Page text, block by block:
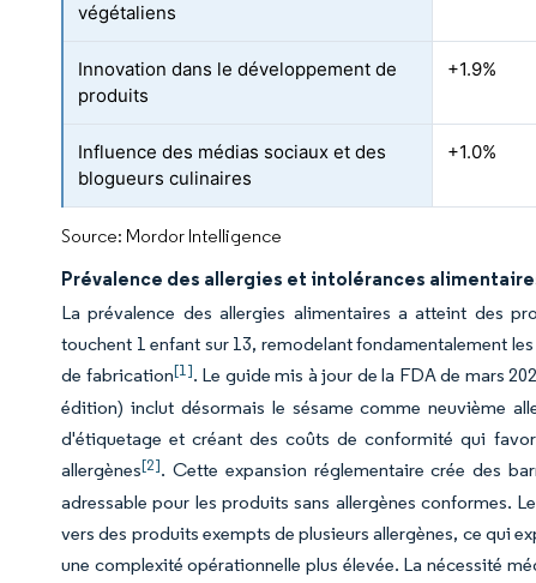
végétaliens
Innovation dans le développement de
produits
+1.9%
Influence des médias sociaux et des
blogueurs culinaires
+1.0%
Source: Mordor Intelligence
Prévalence des allergies et intolérances
La prévalence des allergies alimentaires a atteint des
touchent 1 enfant sur 13, remodelant fondamentalement
de fabrication[1]. Le guide mis à jour de la FDA de mars
édition) inclut désormais le sésame comme neuvième
d'étiquetage et créant des coûts de conformité qui
allergènes[2]. Cette expansion réglementaire crée des
adressable pour les produits sans allergènes conformes.
vers des produits exempts de plusieurs allergènes, ce qui
une complexité opérationnelle plus élevée. La nécessité